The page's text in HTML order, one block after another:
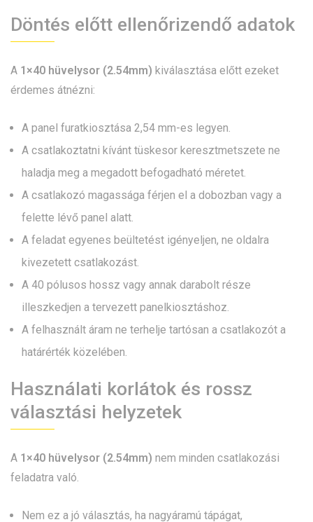
Döntés előtt ellenőrizendő adatok
A 1×40 hüvelysor (2.54mm) kiválasztása előtt ezeket
érdemes átnézni:
A panel furatkiosztása 2,54 mm-es legyen.
A csatlakoztatni kívánt tüskesor keresztmetszete ne
haladja meg a megadott befogadható méretet.
A csatlakozó magassága férjen el a dobozban vagy a
felette lévő panel alatt.
A feladat egyenes beültetést igényeljen, ne oldalra
kivezetett csatlakozást.
A 40 pólusos hossz vagy annak darabolt része
illeszkedjen a tervezett panelkiosztáshoz.
A felhasznált áram ne terhelje tartósan a csatlakozót a
határérték közelében.
Használati korlátok és rossz
választási helyzetek
A 1×40 hüvelysor (2.54mm) nem minden csatlakozási
feladatra való.
Nem ez a jó választás, ha nagyáramú tápágat,